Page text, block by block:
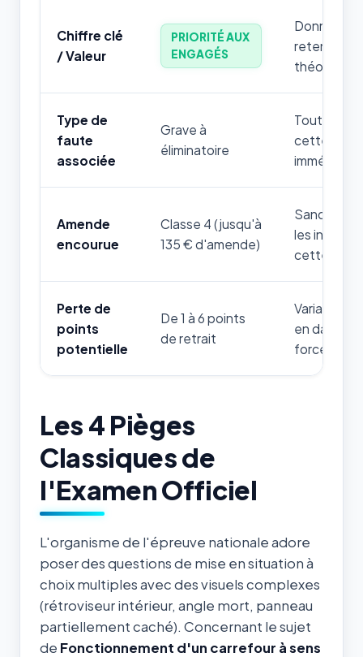
Chiffre clé
/ Valeur
PRIORITÉ AUX
ENGAGÉS
Donnée
retenir par
théorique.
Type de
faute
associée
Grave à
éliminatoire
Toute
cette
Amende
encourue
Classe 4 (jusqu'à
135 € d'amende)
Sanction
les
cette
Perte de
points
potentielle
De 1 à 6 points
de retrait
Variable
en danger
forces de
Les 4 Pièges
Classiques de
l'Examen Officiel
L'organisme de l'épreuve nationale adore
poser des questions de mise en situation à
choix multiples avec des visuels complexes
(rétroviseur intérieur, angle mort, panneau
partiellement caché). Concernant le sujet
de Fonctionnement d'un carrefour à sens